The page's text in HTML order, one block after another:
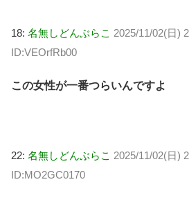
18: 名無しどんぶらこ 2025/11/02(日)
ID:VEOrfRb00
この女性が一番つらいんですよ
22: 名無しどんぶらこ 2025/11/02(日)
ID:MO2GC0170